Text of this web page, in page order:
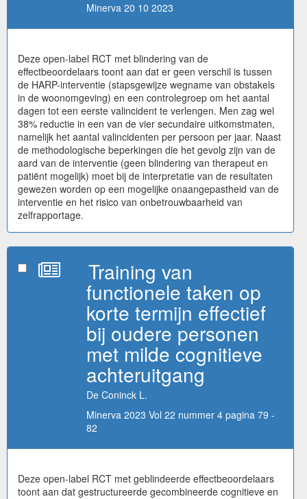
Minerva 20 10 2023
Deze open-label RCT met blindering van de
effectbeoordelaars toont aan dat er geen verschil is tussen
de HARP-interventie (stapsgewijze wegname van obstakels
in de woonomgeving) en een controlegroep om het aantal
dagen tot een eerste valincident te verlengen. Men zag wel
38% reductie in een van de vier secundaire uitkomstmaten,
namelijk het aantal valincidenten per persoon per jaar. Naast
de methodologische beperkingen die het gevolg zijn van de
aard van de interventie (geen blindering van therapeut en
patiënt mogelijk) moet bij de interpretatie van de resultaten
gewezen worden op een mogelijke onaangepastheid van de
interventie en het risico van onbetrouwbaarheid van
zelfrapportage.
Training van
functionele taken op
korte termijn effectief
bij oudere personen
met milde cognitieve
achteruitgang
De Coninck L.
Minerva 2023 Vol 22 nummer 4 pagina 79 -
82
Deze open-label RCT met geblindeerde effectbeoordelaars
toont aan dat gestructureerde gecombineerde cognitieve en